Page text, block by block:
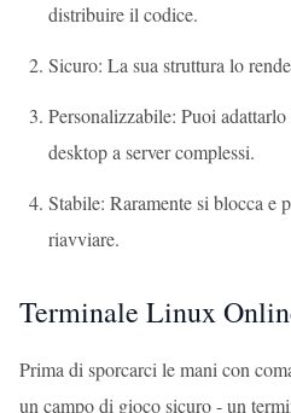
distribuire il codice.
Sicuro: La sua struttura lo
Personalizzabile: Puoi
desktop a server complessi.
Stabile: Raramente si blocca e
riavviare.
Terminale Linux
Prima di sporcarci le mani con
un campo di gioco sicuro - un